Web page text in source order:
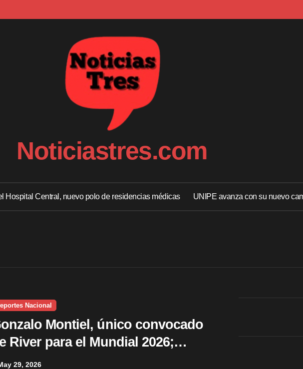
Noticiastres.com
Hospital Central, nuevo polo de residencias médicas UNIPE avanza con su nuevo
Nacional
Montiel, único convocado
River para el Mundial 2026;
Acuña, afuera
29, 2026